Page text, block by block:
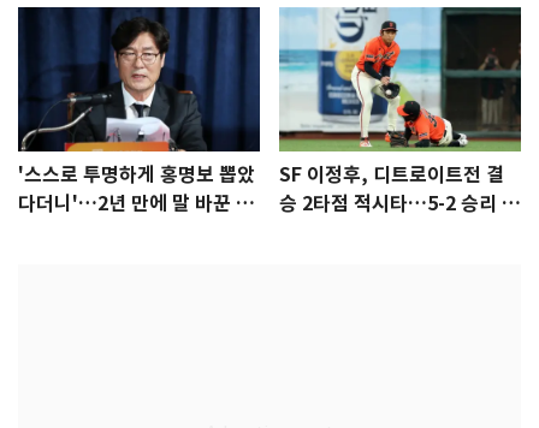
'스스로 투명하게 홍명보 뽑았
다더니'…2년 만에 말 바꾼 이
SF 이정후, 디트로이트전 결
승 2타점 적시타…5-2 승리 견